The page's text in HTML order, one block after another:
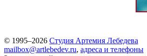
© 1995–2026 Студия Артемия Лебедева
mailbox@artlebedev.ru, адреса и телефоны